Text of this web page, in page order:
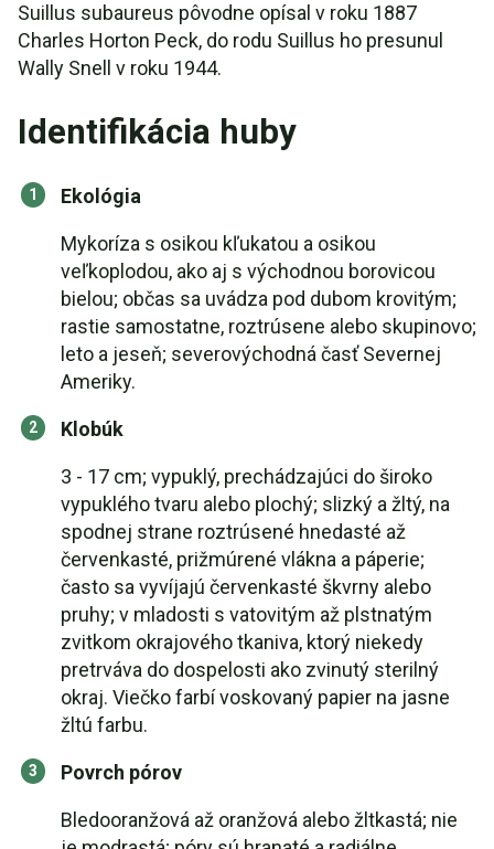
Suillus subaureus pôvodne opísal v roku 1887
Charles Horton Peck, do rodu Suillus ho presunul
Wally Snell v roku 1944.
Identifikácia huby
Ekológia
Mykoríza s osikou kľukatou a osikou
veľkoplodou, ako aj s východnou borovicou
bielou; občas sa uvádza pod dubom krovitým;
rastie samostatne, roztrúsene alebo skupinovo;
leto a jeseň; severovýchodná časť Severnej
Ameriky.
Klobúk
3 - 17 cm; vypuklý, prechádzajúci do široko
vypuklého tvaru alebo plochý; slizký a žltý, na
spodnej strane roztrúsené hnedasté až
červenkasté, prižmúrené vlákna a páperie;
často sa vyvíjajú červenkasté škvrny alebo
pruhy; v mladosti s vatovitým až plstnatým
zvitkom okrajového tkaniva, ktorý niekedy
pretrváva do dospelosti ako zvinutý sterilný
okraj. Viečko farbí voskovaný papier na jasne
žltú farbu.
Povrch pórov
Bledooranžová až oranžová alebo žltkastá; nie